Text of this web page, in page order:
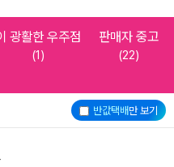
광활한 우주점
(1)
판매자 중고
(22)
반값택배만 보기